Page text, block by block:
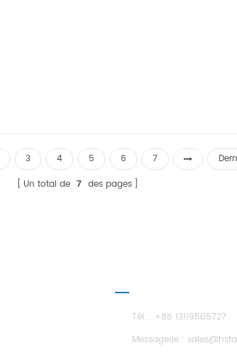
3 4 5 6 7
Un total de 7 des pages
Tél. : +86 13119505727
Messagerie :